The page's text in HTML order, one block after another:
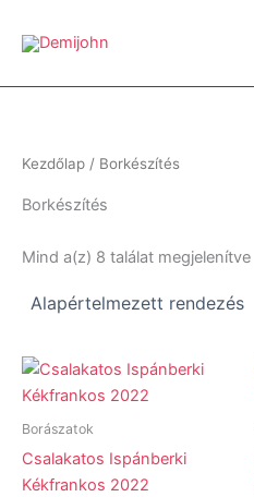
Kezdőlap / Borkészítés
Borkészítés
Mind a(z) 8 találat megjelenítve
Borászatok
Csalakatos Ispánberki
Kékfrankos 2022